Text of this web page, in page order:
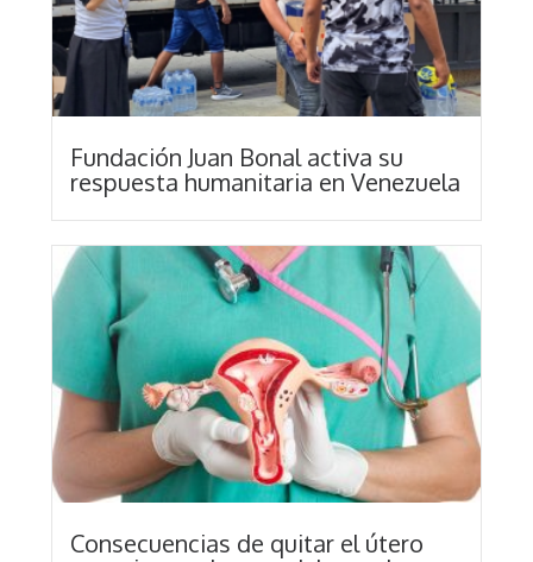
Fundación Juan Bonal activa su
respuesta humanitaria en Venezuela
Consecuencias de quitar el útero